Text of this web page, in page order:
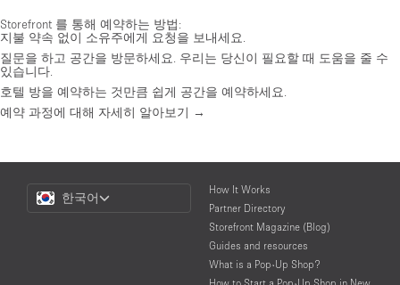
Storefront 를 통해 예약하는 방법:
지불 약속 없이 소유주에게 요청을 보내세요.
질문을 하고 공간을 방문하세요. 우리는 당신이 필요할 때 도움을 줄 수
있습니다.
호텔 방을 예약하는 것만큼 쉽게 공간을 예약하세요.
예약 과정에 대해 자세히 알아보기 →
Choose
Language
한국어
How It Works
Partner Directory
Storefront Magazine (Blog)
Guides and resources
What is a Pop-Up Shop?
How to Start a Pop-Up Shop in New